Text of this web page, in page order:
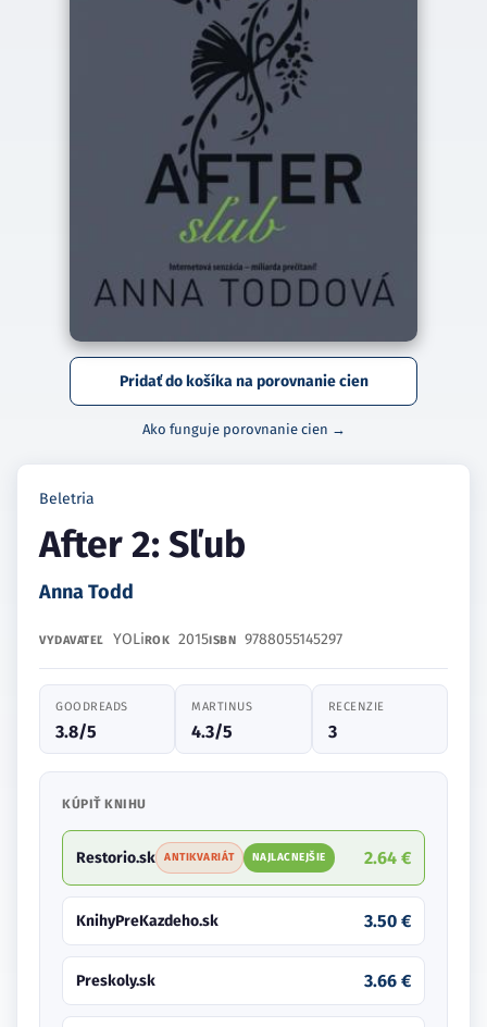
Pridať do košíka na porovnanie cien
Ako funguje porovnanie cien →
Beletria
After 2: Sľub
Anna Todd
VYDAVATEĽ YOLiROK 2015ISBN 9788055145297
GOODREADS
3.8/5
MARTINUS
4.3/5
RECENZIE
3
KÚPIŤ KNIHU
Restorio.sk ANTIKVARIÁT NAJLACNEJŠIE 2.64 €
KnihyPreKazdeho.sk 3.50 €
Preskoly.sk 3.66 €